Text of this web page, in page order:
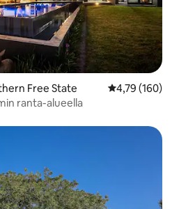
Free State
4,79 (160)
ranta-alueella